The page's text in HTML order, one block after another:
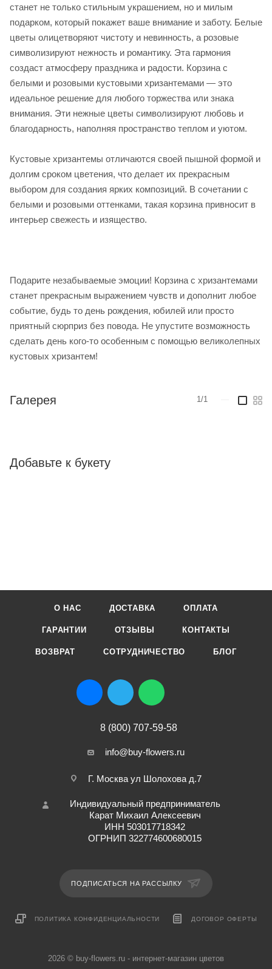
станет не только стильным украшением, но и милым
подарком, который покажет ваше внимание и заботу. Белые
цветы олицетворяют чистоту и невинность, а розовые
символизируют нежность и романтику. Эта гармония
создаст атмосферу праздника и радости. Корзина с
белыми и розовыми кустовыми хризантемами — это
идеальное решение для любого торжества или знака
внимания. Эти нежные цветы символизируют любовь и
благодарность, наполняя пространство теплом и уютом.
Кустовые хризантемы отличаются своей пышной формой и
долгим сроком цветения, что делает их прекрасным
выбором для создания ярких композиций. В сочетании с
белыми и розовыми оттенками, такая корзина привносит в
интерьер свежесть и изящество.
Подарите незабываемые эмоции! Корзина с хризантемами
станет прекрасным выражением чувств и дополнит любое
событие, будь то день рождения, юбилей или просто
приятный сюрприз без повода. Не упустите возможность
сделать день кого-то особенным с помощью великолепных
кустовых хризантем!
Галерея 1/1
Добавьте к букету
О НАС ДОСТАВКА ОПЛАТА
ГАРАНТИИ ОТЗЫВЫ КОНТАКТЫ
ВОЗВРАТ СОТРУДНИЧЕСТВО БЛОГ
8 (800) 707-59-58
info@buy-flowers.ru
Г. Москва ул Шолохова д.7
Индивидуальный предприниматель
Карат Михаил Алексеевич
ИНН 503017718342
ОГРНИП 322774600680015
ПОДПИСАТЬСЯ НА РАССЫЛКУ
ПОЛИТИКА КОНФИДЕНЦИАЛЬНОСТИ ДОГОВОР ОФЕРТЫ
2026 © buy-flowers.ru - интернет-магазин цветов